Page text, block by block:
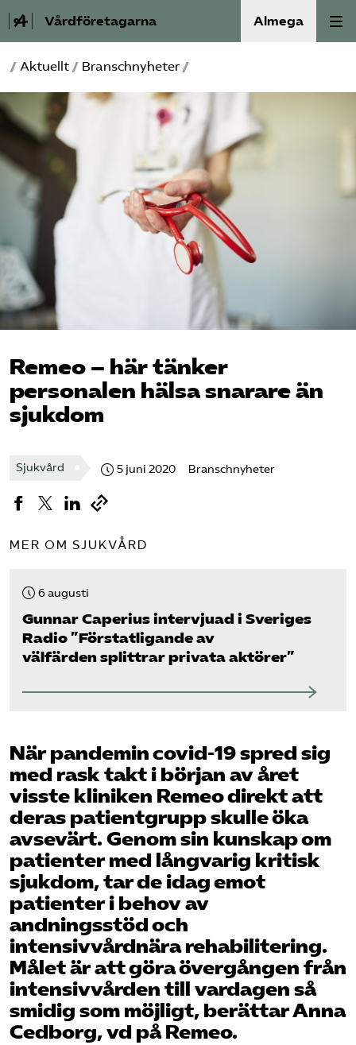
Vårdföretagarna Almega
Välfärdskriminalitet
Valmanifest
Medlemskap
Aktiviteter
Våra frågor
Om oss
Kontakt
Pressrum
Mina sidor
Bli medlem
Sök på vardforetagarna.se
In English
/ Aktuellt / Branschnyheter /
Remeo – här tänker
personalen hälsa snarare än
sjukdom
Sjukvård 5 juni 2020 Branschnyheter
MER OM SJUKVÅRD
6 augusti
Gunnar Caperius intervjuad i Sveriges
Radio ”Förstatligande av
välfärden splittrar privata aktörer”
När pandemin covid-19 spred sig
med rask takt i början av året
visste kliniken Remeo direkt att
deras patientgrupp skulle öka
avsevärt. Genom sin kunskap om
patienter med långvarig kritisk
sjukdom, tar de idag emot
patienter i behov av
andningsstöd och
intensivvårdnära rehabilitering.
Målet är att göra övergången från
intensivvården till vardagen så
smidig som möjligt, berättar Anna
Cedborg, vd på Remeo.